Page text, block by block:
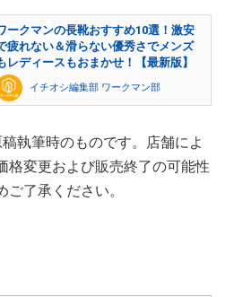
ークマンの長靴おすすめ10選！激安
疲れない＆滑らない優秀さでメンズ
レディースもおまかせ！【最新版】
イチオシ編集部 ワークマン部
執筆時のものです。店舗によ
格変更および販売終了の可能性
了承ください。